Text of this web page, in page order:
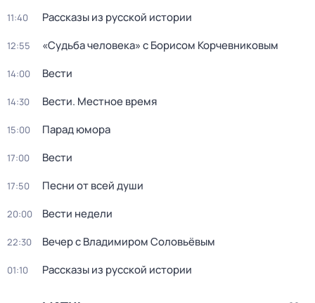
11:40 Рассказы из русской истории
12:55 «Судьба человека» с Борисом Корчевниковым
14:00 Вести
14:30 Вести. Местное время
15:00 Парад юмора
17:00 Вести
17:50 Песни от всей души
20:00 Вести недели
22:30 Вечер с Владимиром Соловьёвым
01:10 Рассказы из русской истории